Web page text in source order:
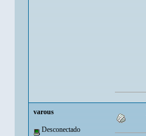
varous
Desconectado